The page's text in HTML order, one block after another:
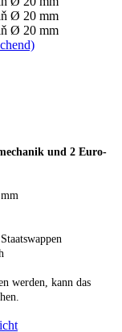
und 2 Euro-
werden, kann das